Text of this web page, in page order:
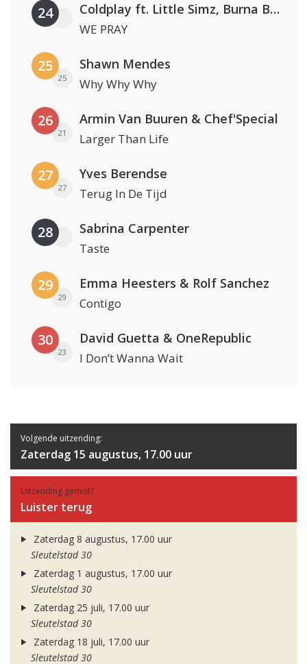
24 Coldplay ft. Little Simz, Burna Boy, Elyanna & Tini
WE PRAY
25
25
Shawn Mendes
Why Why Why
26
21
Armin Van Buuren & Chef'Special
Larger Than Life
27
27
Yves Berendse
Terug In De Tijd
28 Sabrina Carpenter
Taste
29
29
Emma Heesters & Rolf Sanchez
Contigo
30
23
David Guetta & OneRepublic
I Don’t Wanna Wait
Volgende uitzending:
Zaterdag 15 augustus, 17.00 uur
Uitzending gemist?
Luister terug
Zaterdag 8 augustus, 17.00 uur
Sleutelstad 30
Zaterdag 1 augustus, 17.00 uur
Sleutelstad 30
Zaterdag 25 juli, 17.00 uur
Sleutelstad 30
Zaterdag 18 juli, 17.00 uur
Sleutelstad 30